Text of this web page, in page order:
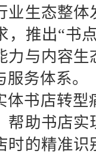
业生态整
，推出“书
力与内容
务体系。
体书店转
帮助书店
时的精准